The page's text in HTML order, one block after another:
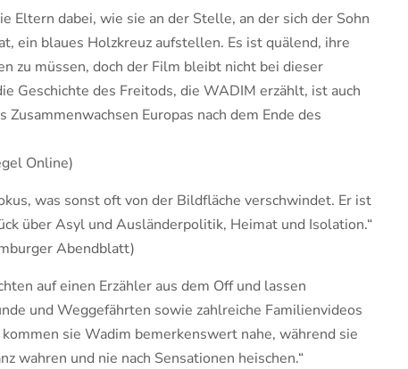
Eltern dabei, wie sie an der Stelle, an der sich der Sohn
ein blaues Holzkreuz aufstellen. Es ist quälend, ihre
zu müssen, doch der Film bleibt nicht bei dieser
Geschichte des Freitods, die WADIM erzählt, ist auch
Zusammenwachsen Europas nach dem Ende des
Online)
was sonst oft von der Bildfläche verschwindet. Er ist
über Asyl und Ausländerpolitik, Heimat und Isolation.“
Abendblatt)
auf einen Erzähler aus dem Off und lassen
und Weggefährten sowie zahlreiche Familienvideos
sie Wadim bemerkenswert nahe, während sie
wahren und nie nach Sensationen heischen.“